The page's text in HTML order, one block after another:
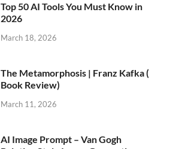
Top 50 AI Tools You Must Know in
2026
March 18, 2026
The Metamorphosis | Franz Kafka (
Book Review)
March 11, 2026
AI Image Prompt – Van Gogh